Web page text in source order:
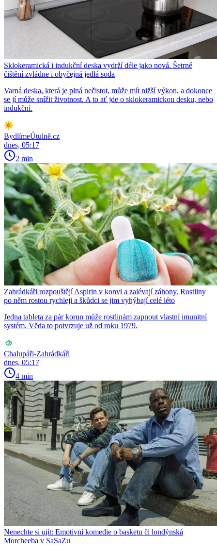
Sklokeramická i indukční deska vydrží déle jako nová. Šetrné
čištění zvládne i obyčejná jedlá soda
Varná deska, která je plná nečistot, může mít nižší výkon, a dokonce
se jí může snížit životnost. A to ať jde o sklokeramickou desku, nebo
indukční.
BydlímeÚtulně.cz
dnes, 05:17
2 min
Zahrádkáři rozpouštějí Aspirin v konvi a zalévají záhony. Rostliny
po něm rostou rychleji a škůdci se jim vyhýbají celé léto
Jedna tableta za pár korun může rostlinám zapnout vlastní imunitní
systém. Věda to potvrzuje už od roku 1979.
Chalupáři-Zahrádkáři
dnes, 05:17
4 min
Nenechte si ujít: Emotivní komedie o basketu či londýnská
Morcheeba v SaSaZu